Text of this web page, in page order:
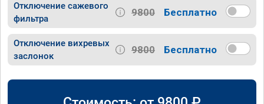
Отключение сажевого
фильтра
9800 Бесплатно
Отключение вихревых
заслонок
9800 Бесплатно